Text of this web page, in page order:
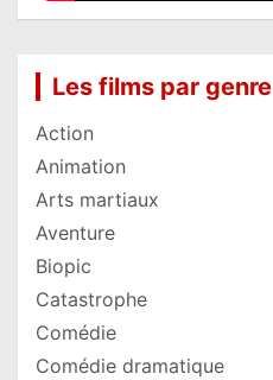
Les films par genre
Action
Animation
Arts martiaux
Aventure
Biopic
Catastrophe
Comédie
Comédie dramatique